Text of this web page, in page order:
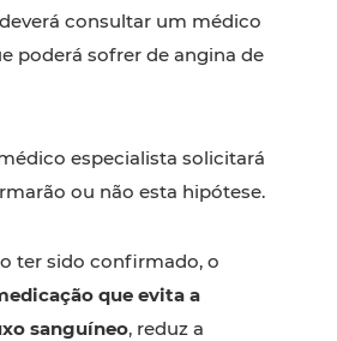
consultar um médico
poderá sofrer de angina de
especialista solicitará
ou não esta hipótese.
ter sido confirmado, o
que evita a
sanguíneo, reduz a